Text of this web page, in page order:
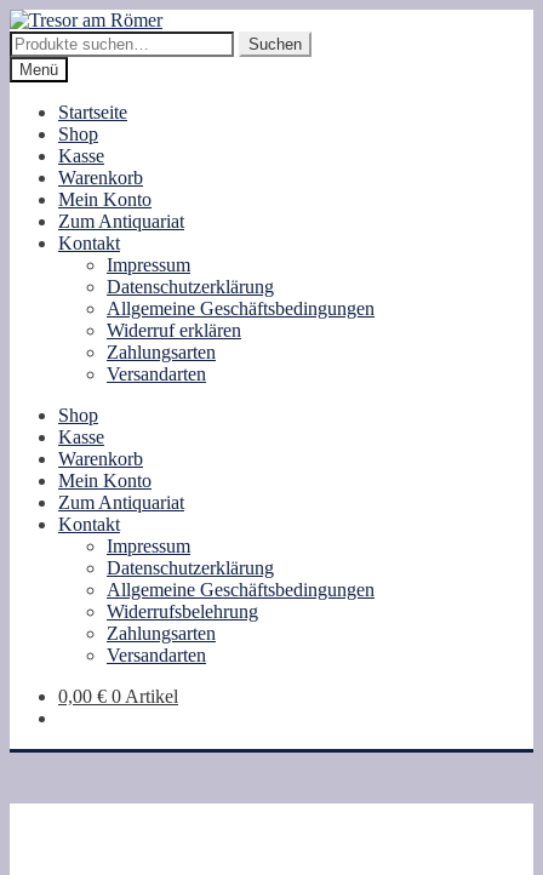
Zur
Navigation
springen
Zum
Inhalt
springen
Suche
nach:
Suchen
Menü
Startseite
Shop
Kasse
Warenkorb
Mein Konto
Zum Antiquariat
Kontakt
Impressum
Datenschutzerklärung
Allgemeine Geschäftsbedingungen
Widerruf erklären
Zahlungsarten
Versandarten
Shop
Kasse
Warenkorb
Mein Konto
Zum Antiquariat
Kontakt
Impressum
Datenschutzerklärung
Allgemeine Geschäftsbedingungen
Widerrufsbelehrung
Zahlungsarten
Versandarten
0,00 € 0 Artikel